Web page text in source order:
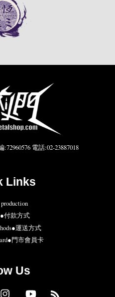
電話:02-23887018
Links
付款方式
運送方式
門市會員卡
Us
Instagram YouTube